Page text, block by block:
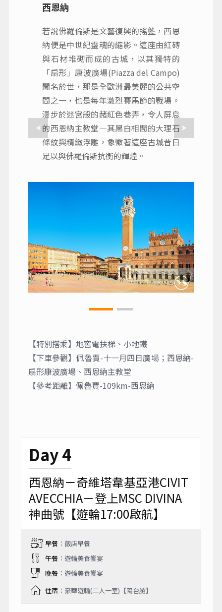
西恩納
若說佛羅倫斯是文藝復興的搖籃，西恩
納便是中世紀靈魂的縮影。這座由紅磚
與石材堆砌而成的古城，以其獨特的
「扇形」康波廣場(Piazza del Campo)
聞名於世，那是全歐洲最美麗的公共空
間之一，也是每年激烈賽馬節的戰場。
漫步於迷宮般的赭紅色巷弄，令人屏息
的西恩納主教堂—其黑白相間的大理石
條紋與精緻浮雕，象徵著這座古城昔日
足以與佛羅倫斯抗衡的輝煌。
【特別搭乘】地窖電扶梯、小地鐵
【下車參觀】佩魯賈-十一月四日廣場；西恩納-
扇形康波廣場、西恩納主教堂
【參考距離】佩魯賈-109km-西恩納
Day 4
西恩納－奇維塔韋基亞港CIVIT
AVECCHIA－登上MSC DIVINA
神曲號【遊輪17:00啟航】
早餐：飯店早餐
午餐：遊輪美食饗宴
晚餐：遊輪美食饗宴
住宿 ：豪華遊輪(二人一室)【陽台艙】